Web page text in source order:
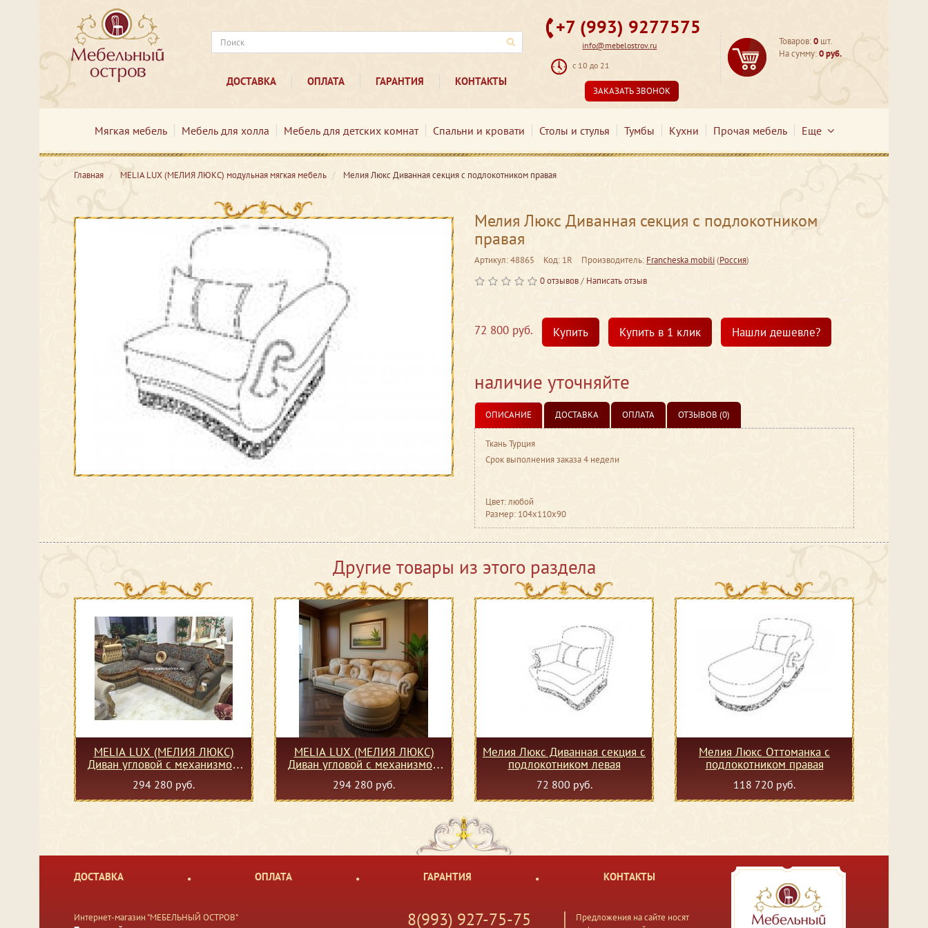
ДОСТАВКА ОПЛАТА ГАРАНТИЯ КОНТАКТЫ
+7 (993) 9277575
info@mebelostrov.ru
с 10 до 21
ЗАКАЗАТЬ ЗВОНОК
Товаров:0 шт.
На сумму:0 руб.
Мягкая мебель Мебель для холла Мебель для детских комнат Спальни и кровати Столы и стулья Тумбы Кухни Прочая мебель Еще
Главная MELIA LUX (МЕЛИЯ ЛЮКС) модульная мягкая мебель Мелия Люкс Диванная секция с подлокотником правая
Мелия Люкс Диванная секция с подлокотником
правая
Артикул: 48865 Код: 1R Производитель: Francheska mobili(Россия)
0 отзывов/ Написать отзыв
72 800 руб. Купить Купить в 1 клик Нашли дешевле?
наличие уточняйте
ОПИСАНИЕ ДОСТАВКА ОПЛАТА ОТЗЫВОВ (0)
Ткань Турция
Срок выполнения заказа 4 недели
Цвет: любой
Размер: 104x110x90
Другие товары из этого раздела
MELIA LUX (МЕЛИЯ ЛЮКС)
Диван угловой с механизмом
140 левый (10 категория ткани)
294 280 руб.
MELIA LUX (МЕЛИЯ ЛЮКС)
Диван угловой с механизмом
140 правый (10 категория ткани)
294 280 руб.
Мелия Люкс Диванная секция с
подлокотником левая
72 800 руб.
Мелия Люкс Оттоманка с
подлокотником правая
118 720 руб.
ДОСТАВКА ОПЛАТА ГАРАНТИЯ КОНТАКТЫ
Интернет-магазин "МЕБЕЛЬНЫЙ ОСТРОВ"
8(993) 927-75-75
Предложения на сайте носят